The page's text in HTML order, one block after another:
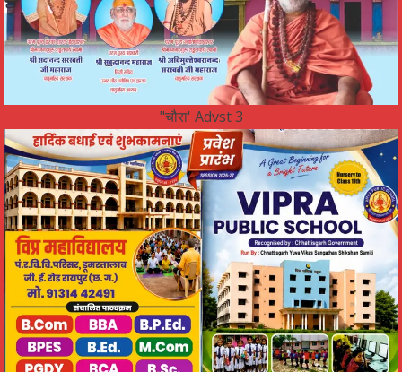
"चौरा' Advst 3